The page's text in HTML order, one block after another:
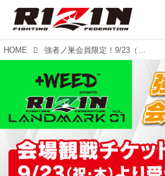
HOME 強者ノ巣会員限定！9/23（祝・木）12時〜受付開始！+WEED presents RIZIN LANDMARK vol.1 会場観戦チケット抽選販売